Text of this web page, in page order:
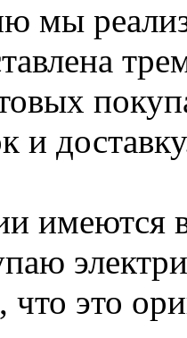
мы
и
имеются
что это